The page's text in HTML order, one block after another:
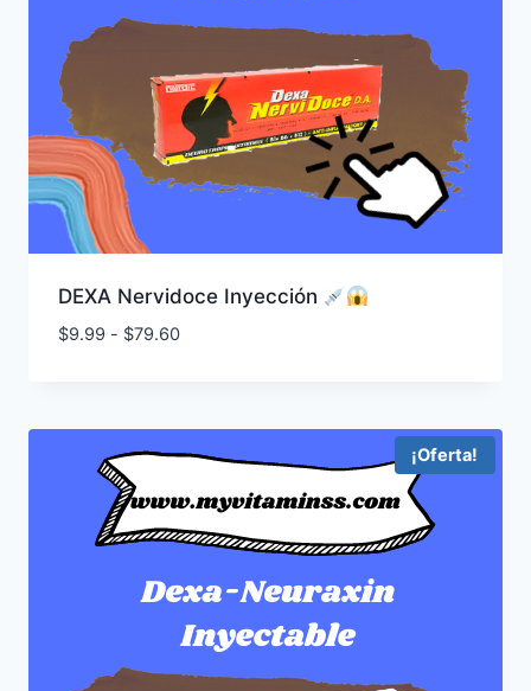
DEXA Nervidoce Inyección
$9.99 - $79.60Rango
hasta
$79.60
¡Oferta!